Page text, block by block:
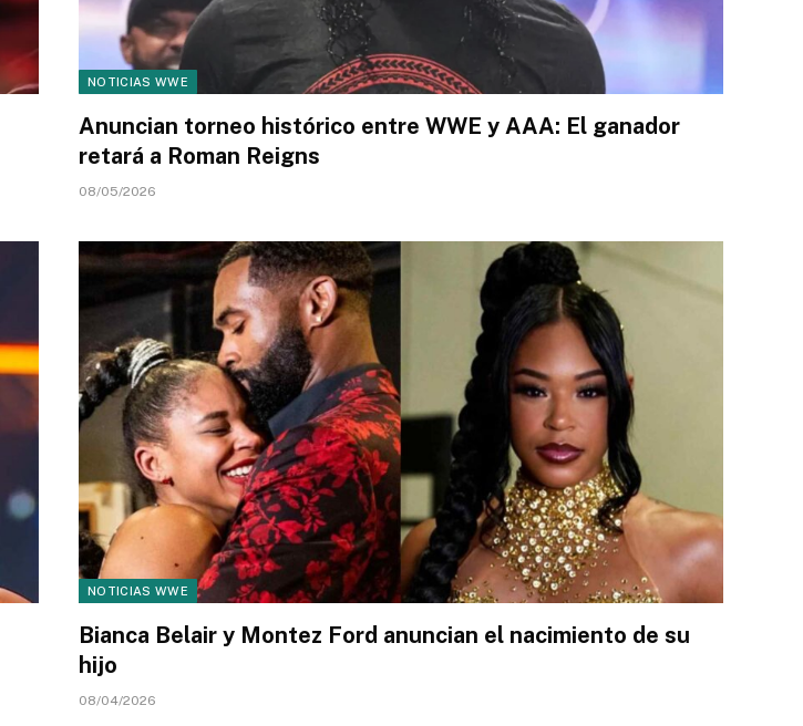
NOTICIAS WWE
Anuncian torneo histórico entre WWE y AAA: El ganador
retará a Roman Reigns
08/05/2026
NOTICIAS WWE
Bianca Belair y Montez Ford anuncian el nacimiento de su
hijo
08/04/2026